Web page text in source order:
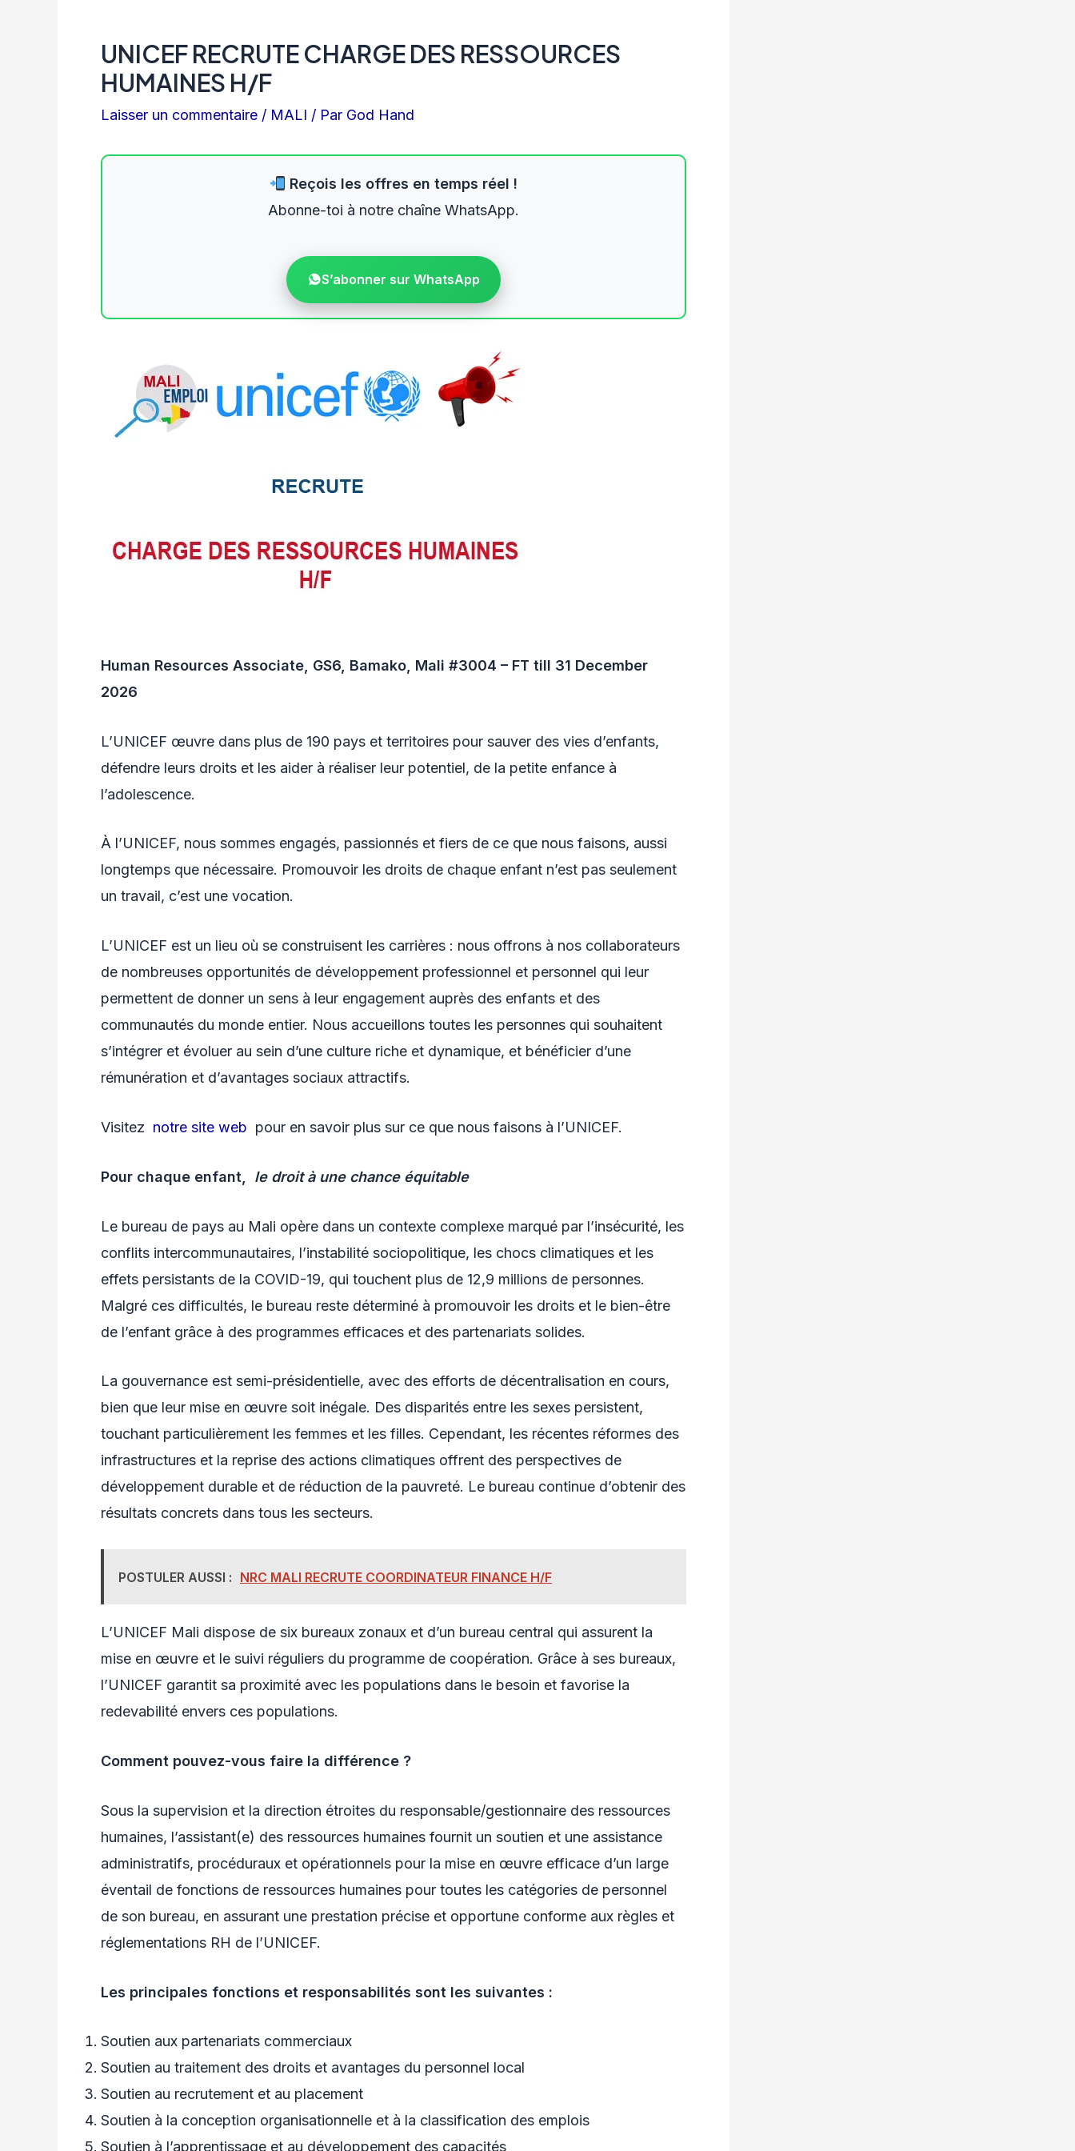
UNICEF RECRUTE CHARGE DES RESSOURCES
HUMAINES H/F
Laisser un commentaire / MALI / Par God Hand
Reçois les offres en temps réel !
Abonne-toi à notre chaîne WhatsApp.
S’abonner sur WhatsApp
Human Resources Associate, GS6, Bamako, Mali #3004 – FT till 31 December
2026
L’UNICEF œuvre dans plus de 190 pays et territoires pour sauver des vies d’enfants,
défendre leurs droits et les aider à réaliser leur potentiel, de la petite enfance à
l’adolescence.
À l’UNICEF, nous sommes engagés, passionnés et fiers de ce que nous faisons, aussi
longtemps que nécessaire. Promouvoir les droits de chaque enfant n’est pas seulement
un travail, c’est une vocation.
L’UNICEF est un lieu où se construisent les carrières : nous offrons à nos collaborateurs
de nombreuses opportunités de développement professionnel et personnel qui leur
permettent de donner un sens à leur engagement auprès des enfants et des
communautés du monde entier. Nous accueillons toutes les personnes qui souhaitent
s’intégrer et évoluer au sein d’une culture riche et dynamique, et bénéficier d’une
rémunération et d’avantages sociaux attractifs.
Visitez notre site web pour en savoir plus sur ce que nous faisons à l’UNICEF.
Pour chaque enfant, le droit à une chance équitable
Le bureau de pays au Mali opère dans un contexte complexe marqué par l’insécurité, les
conflits intercommunautaires, l’instabilité sociopolitique, les chocs climatiques et les
effets persistants de la COVID-19, qui touchent plus de 12,9 millions de personnes.
Malgré ces difficultés, le bureau reste déterminé à promouvoir les droits et le bien-être
de l’enfant grâce à des programmes efficaces et des partenariats solides.
La gouvernance est semi-présidentielle, avec des efforts de décentralisation en cours,
bien que leur mise en œuvre soit inégale. Des disparités entre les sexes persistent,
touchant particulièrement les femmes et les filles. Cependant, les récentes réformes des
infrastructures et la reprise des actions climatiques offrent des perspectives de
développement durable et de réduction de la pauvreté. Le bureau continue d’obtenir des
résultats concrets dans tous les secteurs.
POSTULER AUSSI : NRC MALI RECRUTE COORDINATEUR FINANCE H/F
L’UNICEF Mali dispose de six bureaux zonaux et d’un bureau central qui assurent la
mise en œuvre et le suivi réguliers du programme de coopération. Grâce à ses bureaux,
l’UNICEF garantit sa proximité avec les populations dans le besoin et favorise la
redevabilité envers ces populations.
Comment pouvez-vous faire la différence ?
Sous la supervision et la direction étroites du responsable/gestionnaire des ressources
humaines, l’assistant(e) des ressources humaines fournit un soutien et une assistance
administratifs, procéduraux et opérationnels pour la mise en œuvre efficace d’un large
éventail de fonctions de ressources humaines pour toutes les catégories de personnel
de son bureau, en assurant une prestation précise et opportune conforme aux règles et
réglementations RH de l’UNICEF.
Les principales fonctions et responsabilités sont les suivantes :
Soutien aux partenariats commerciaux
Soutien au traitement des droits et avantages du personnel local
Soutien au recrutement et au placement
Soutien à la conception organisationnelle et à la classification des emplois
Soutien à l’apprentissage et au développement des capacités